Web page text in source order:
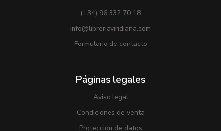
(+34) 96 332 70 18
info@libreriaviridiana.com
Formulario de contacto
Páginas legales
Aviso legal
Condiciones de venta
Protección de datos